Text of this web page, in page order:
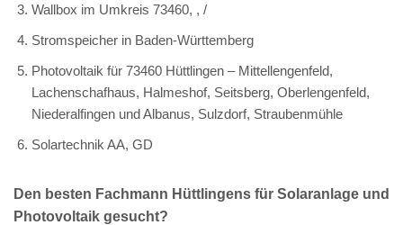
Wallbox im Umkreis 73460, , /
Stromspeicher in Baden-Württemberg
Photovoltaik für 73460 Hüttlingen – Mittellengenfeld,
Lachenschafhaus, Halmeshof, Seitsberg, Oberlengenfeld,
Niederalfingen und Albanus, Sulzdorf, Straubenmühle
Solartechnik AA, GD
Den besten Fachmann Hüttlingens für Solaranlage und
Photovoltaik gesucht?